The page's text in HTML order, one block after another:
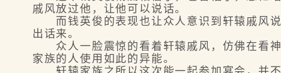
戚风放过他，让他可以说话。
而钱英俊的表现也让众人意识到轩辕戚风说
出话来。
众人一脸震惊的看着轩辕戚风，仿佛在看神
家族的人使用如此的异能。